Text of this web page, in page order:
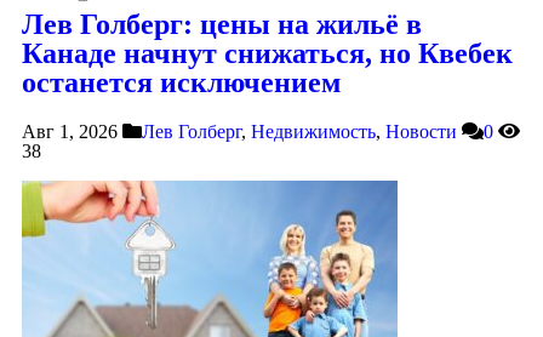
Лев Голберг: цены на жильё в
Канаде начнут снижаться, но Квебек
останется исключением
Авг 1, 2026 Лев Голберг, Недвижимость, Новости
0
38